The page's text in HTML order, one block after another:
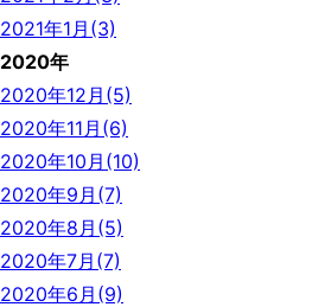
2021年1月(3)
2020年
2020年12月(5)
2020年11月(6)
2020年10月(10)
2020年9月(7)
2020年8月(5)
2020年7月(7)
2020年6月(9)